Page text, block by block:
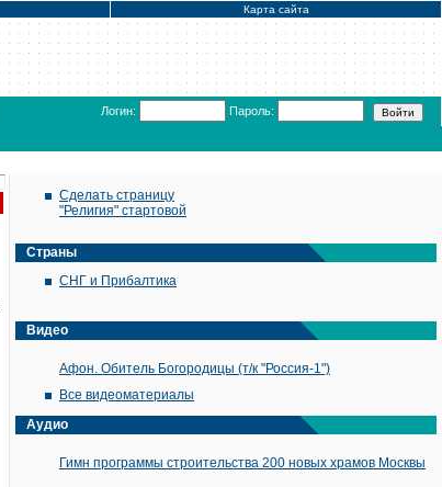
Карта сайта
Логин: Пароль:
Сделать страницу
"Религия" стартовой
Страны
СНГ и Прибалтика
Видео
Афон. Обитель Богородицы (т/к "Россия-1")
Все видеоматериалы
Аудио
Гимн программы строительства 200 новых храмов Москвы